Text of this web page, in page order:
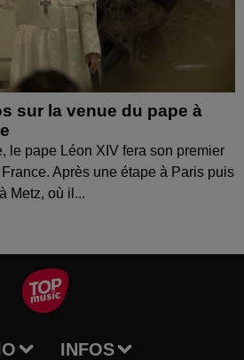
sur la venue du pape à
le pape Léon XIV fera son premier
Après une étape à Paris puis
Metz, où il...
INFOS